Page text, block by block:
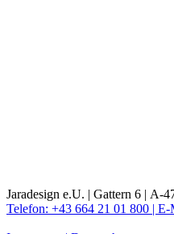
Jaradesign e.U. | Gattern 6 | A-
Telefon: +43 664 21 01 800 | E-